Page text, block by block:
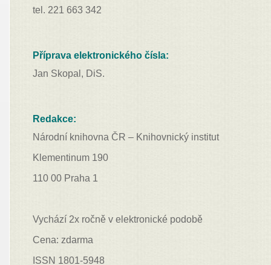
tel. 221 663 342
Příprava elektronického čísla:
Jan Skopal, DiS.
Redakce:
Národní knihovna ČR – Knihovnický institut
Klementinum 190
110 00 Praha 1
Vychází 2x ročně v elektronické podobě
Cena: zdarma
ISSN 1801-5948